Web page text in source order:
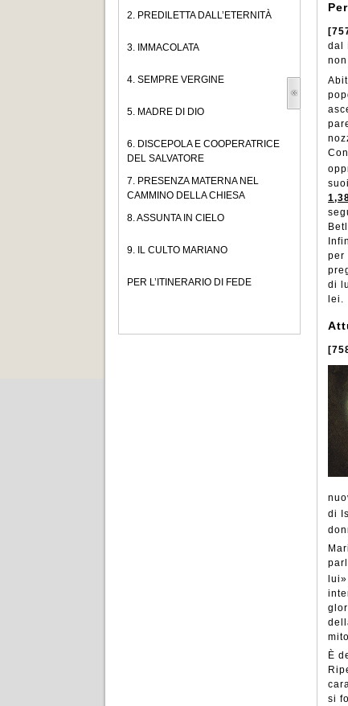
2. PREDILETTA DALL’ETERNITÀ
3. IMMACOLATA
4. SEMPRE VERGINE
5. MADRE DI DIO
6. DISCEPOLA E COOPERATRICE
DEL SALVATORE
7. PRESENZA MATERNA NEL
CAMMINO DELLA CHIESA
8. ASSUNTA IN CIELO
9. IL CULTO MARIANO
PER L’ITINERARIO DI FEDE
dal
per
di
lei.
di
lui»
È
si